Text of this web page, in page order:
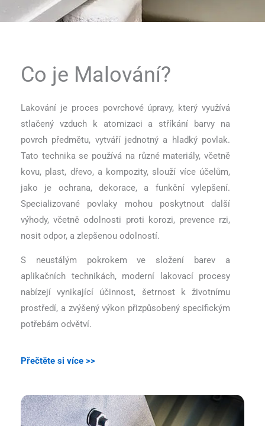
Co je Malování?
Lakování je proces povrchové úpravy, který využívá
stlačený vzduch k atomizaci a stříkání barvy na
povrch předmětu, vytváří jednotný a hladký povlak.
Tato technika se používá na různé materiály, včetně
kovu, plast, dřevo, a kompozity, slouží více účelům,
jako je ochrana, dekorace, a funkční vylepšení.
Specializované povlaky mohou poskytnout další
výhody, včetně odolnosti proti korozi, prevence rzi,
nosit odpor, a zlepšenou odolností.
S neustálým pokrokem ve složení barev a
aplikačních technikách, moderní lakovací procesy
nabízejí vynikající účinnost, šetrnost k životnímu
prostředí, a zvýšený výkon přizpůsobený specifickým
potřebám odvětví.
Přečtěte si více >>